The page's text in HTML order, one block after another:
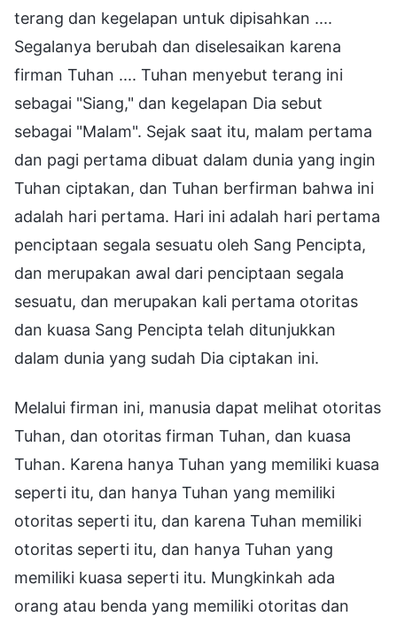
terang dan kegelapan untuk dipisahkan ....
Segalanya berubah dan diselesaikan karena
firman Tuhan .... Tuhan menyebut terang ini
sebagai "Siang," dan kegelapan Dia sebut
sebagai "Malam". Sejak saat itu, malam pertama
dan pagi pertama dibuat dalam dunia yang ingin
Tuhan ciptakan, dan Tuhan berfirman bahwa ini
adalah hari pertama. Hari ini adalah hari pertama
penciptaan segala sesuatu oleh Sang Pencipta,
dan merupakan awal dari penciptaan segala
sesuatu, dan merupakan kali pertama otoritas
dan kuasa Sang Pencipta telah ditunjukkan
dalam dunia yang sudah Dia ciptakan ini.
Melalui firman ini, manusia dapat melihat otoritas
Tuhan, dan otoritas firman Tuhan, dan kuasa
Tuhan. Karena hanya Tuhan yang memiliki kuasa
seperti itu, dan hanya Tuhan yang memiliki
otoritas seperti itu, dan karena Tuhan memiliki
otoritas seperti itu, dan hanya Tuhan yang
memiliki kuasa seperti itu. Mungkinkah ada
orang atau benda yang memiliki otoritas dan